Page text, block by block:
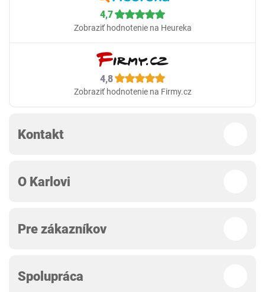
4,7
Zobraziť hodnotenie na Heureka
4,8
Zobraziť hodnotenie na Firmy.cz
Kontakt
O Karlovi
Pre zákazníkov
Spolupráca